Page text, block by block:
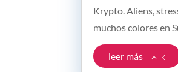
Krypto. Aliens,
muchos colores en
leer más